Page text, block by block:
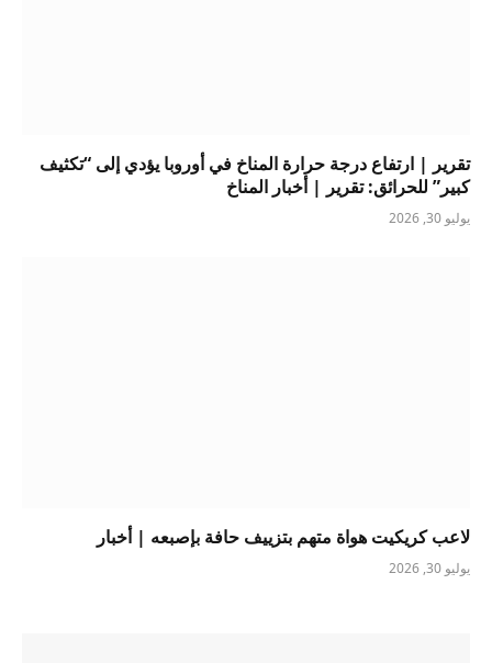
تقرير | ارتفاع درجة حرارة المناخ في أوروبا يؤدي إلى “تكثيف
كبير” للحرائق: تقرير | أخبار المناخ
يوليو 30, 2026
لاعب كريكيت هواة متهم بتزييف حافة بإصبعه | أخبار
يوليو 30, 2026